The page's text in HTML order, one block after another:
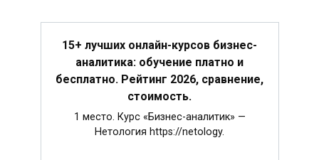
15+ лучших онлайн-курсов бизнес-
аналитика: обучение платно и
бесплатно. Рейтинг 2026, сравнение,
стоимость.
1 место. Курс «Бизнес-аналитик» —
Нетология https://netology.